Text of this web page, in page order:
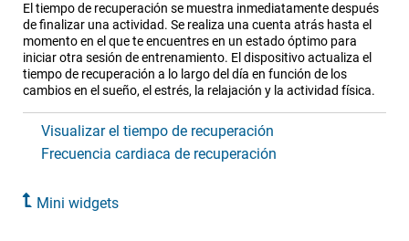
El tiempo de recuperación se muestra inmediatamente después
de finalizar una actividad. Se realiza una cuenta atrás hasta el
momento en el que te encuentres en un estado óptimo para
iniciar otra sesión de entrenamiento. El dispositivo actualiza el
tiempo de recuperación a lo largo del día en función de los
cambios en el sueño, el estrés, la relajación y la actividad física.
Visualizar el tiempo de recuperación
Frecuencia cardiaca de recuperación
Mini widgets